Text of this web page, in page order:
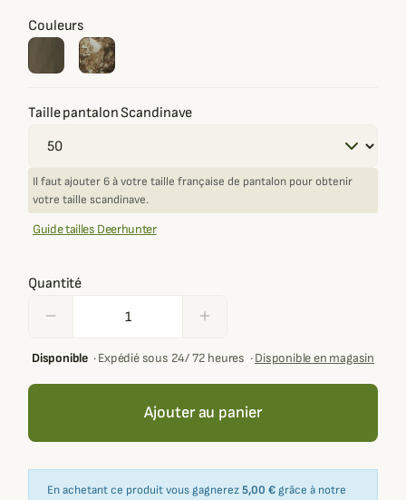
Couleurs
Taille pantalon Scandinave
Il faut ajouter 6 à votre taille française de pantalon pour obtenir
votre taille scandinave.
Guide tailles Deerhunter
Quantité
remove add
Disponible·Expédié sous 24/ 72 heures ·Disponible en magasin
Ajouter au panier
En achetant ce produit vous gagnerez5,00 € grâce à notre